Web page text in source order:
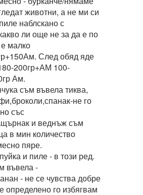
животни, а не ми си
наблскано с
ли още не за да е по
малко
След обяд яде
200гр+АМ 100-
Ам.
съм въвела тиква,
не го
със
и веднъж съм
в мин количество
пяре.
и пиле - в този ред.
въвела -
- не се чувства добре
определено го избягвам